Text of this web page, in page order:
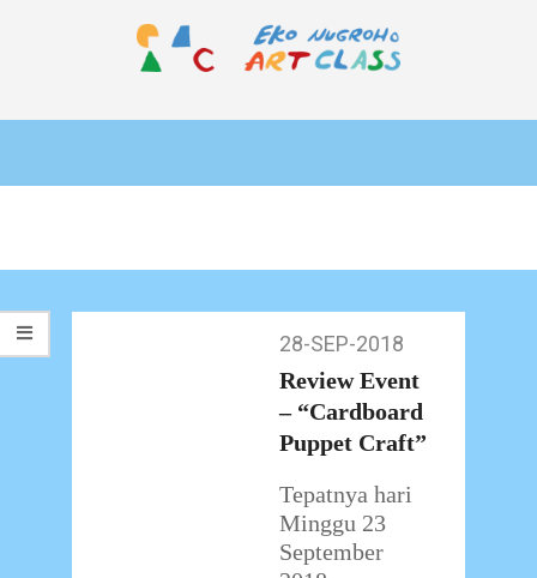
ART
Primary
Menu
Sep-
28-SEP-2018
Review Event
– “Cardboard
Puppet Craft”
Tepatnya hari
Minggu 23
September